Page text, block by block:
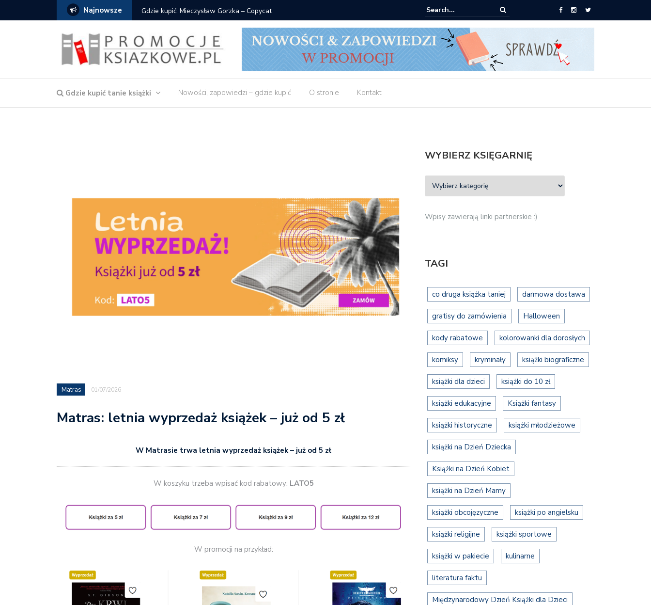
Najnowsze Gdzie kupić: Mieczysław Gorzka – Copycat Znak: książki od 2,90 zł do zamówienia
Gdzie kupić tanie książki Nowości, zapowiedzi – gdzie kupić O stronie Kontakt
Matras 01/07/2026
Matras: letnia wyprzedaż książek – już od 5 zł
W Matrasie trwa letnia wyprzedaż książek – już od 5 zł
W koszyku trzeba wpisać kod rabatowy: LATO5
W promocji na przykład:
WYBIERZ KSIĘGARNIĘ
Wpisy zawierają linki partnerskie :)
TAGI
co druga książka taniej darmowa dostawa
gratisy do zamówienia Halloween
kody rabatowe kolorowanki dla dorosłych
komiksy kryminały książki biograficzne
książki dla dzieci książki do 10 zł
książki edukacyjne Książki fantasy
książki historyczne książki młodzieżowe
książki na Dzień Dziecka
Książki na Dzień Kobiet
książki na Dzień Mamy
książki obcojęzyczne książki po angielsku
książki religijne książki sportowe
książki w pakiecie kulinarne
literatura faktu
Międzynarodowy Dzień Książki dla Dzieci